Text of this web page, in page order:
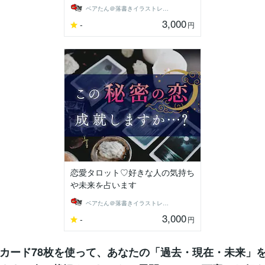
ベアたん＠落書きイラストレーター
- 3,000円
恋愛タロット♡好きな人の気持ち
や未来を占います
- 3,000円
ード78枚を使って、あなたの「過去・現在・未来」